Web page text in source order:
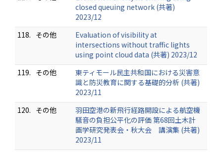
closed queuing network (共著)
2023/12
118. その他
Evaluation of visibility at
intersections without traffic lights
using point cloud data (共著) 2023/12
119. その他
東ティモール民主共和国における災害意
識と防災教育に関する基礎的分析 (共著)
2023/11
120. その他
羽田空港の新飛行経路開設による航空機
騒音の負担公平化の評価 第68回土木計
画学研究発表会・秋大会 講演集 (共著)
2023/11